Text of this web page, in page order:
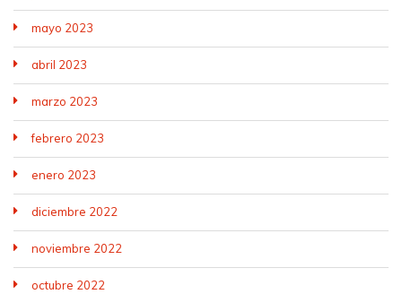
mayo 2023
abril 2023
marzo 2023
febrero 2023
enero 2023
diciembre 2022
noviembre 2022
octubre 2022